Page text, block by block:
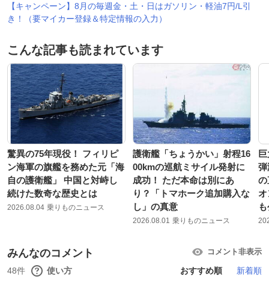
【キャンペーン】8月の毎週金・土・日はガソリン・軽油7円/L引
き！（要マイカー登録＆特定情報の入力）
こんな記事も読まれています
驚異の75年現役！ フィリピ
ン海軍の旗艦を務めた元「海
自の護衛艦」 中国と対峙し
続けた数奇な歴史とは
2026.08.04 乗りものニュース
護衛艦「ちょうかい」射程16
00kmの巡航ミサイル発射に
成功！ ただ本命は別にあ
り？「トマホーク追加購入な
し」の真意
2026.08.01 乗りものニュース
弾
オ
みんなのコメント コメント非表示
48件 使い方 おすすめ順 新着順